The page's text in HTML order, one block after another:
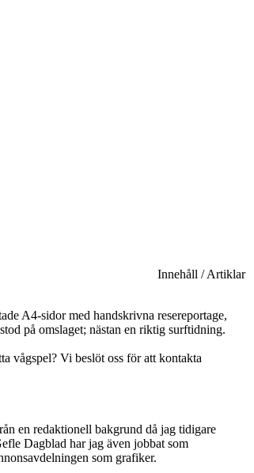
Innehåll / Artiklar
A4-sidor med handskrivna resereportage,
på omslaget; nästan en riktig surftidning.
vågspel? Vi beslöt oss för att kontakta
en redaktionell bakgrund då jag tidigare
Dagblad har jag även jobbat som
som grafiker.